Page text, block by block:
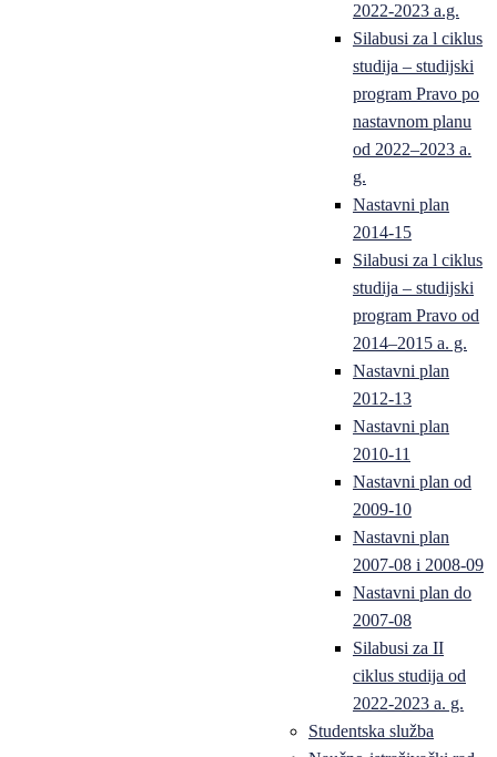
2022-2023 a.g.
Silabusi za l ciklus
studija – studijski
program Pravo po
nastavnom planu
od 2022–2023 a.
g.
Nastavni plan
2014-15
Silabusi za l ciklus
studija – studijski
program Pravo od
2014–2015 a. g.
Nastavni plan
2012-13
Nastavni plan
2010-11
Nastavni plan od
2009-10
Nastavni plan
2007-08 i 2008-09
Nastavni plan do
2007-08
Silabusi za II
ciklus studija od
2022-2023 a. g.
Studentska služba